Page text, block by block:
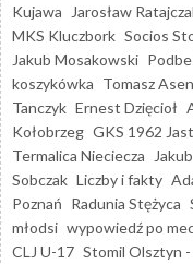
Kujawa
Jarosław
MKS Kluczbork Socios
Jakub Mosakowski
koszykówka Tomasz
Tanczyk Ernest Dzięcioł
Kołobrzeg GKS 1962
Termalica Nieciecza
Sobczak Liczby i fakty
Poznań Radunia Stężyca
młodsi wypowiedź po
CLJ U-17 Stomil Olsztyn